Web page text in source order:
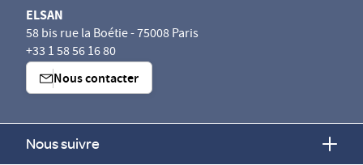
ELSAN
58 bis rue la Boétie - 75008 Paris
+33 1 58 56 16 80
Nous contacter
Nous suivre